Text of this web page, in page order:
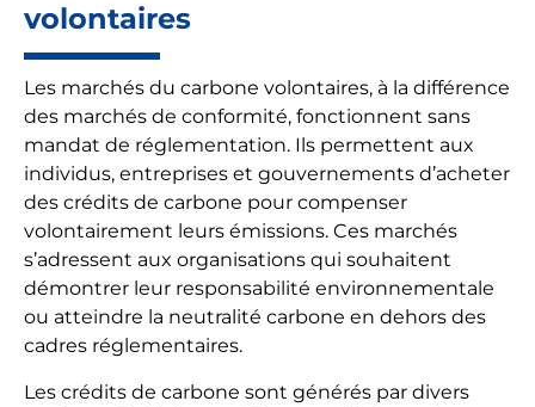
volontaires
Les marchés du carbone volontaires, à la différence
des marchés de conformité, fonctionnent sans
mandat de réglementation. Ils permettent aux
individus, entreprises et gouvernements d’acheter
des crédits de carbone pour compenser
volontairement leurs émissions. Ces marchés
s’adressent aux organisations qui souhaitent
démontrer leur responsabilité environnementale
ou atteindre la neutralité carbone en dehors des
cadres réglementaires.
Les crédits de carbone sont générés par divers